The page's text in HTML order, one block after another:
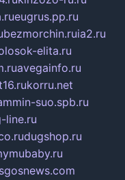
eugrus.pp.ru
bezmorchin.ruia2.ru
elita.ru
avegainfo.ru
korru.net
suo.spb.ru
line.ru
dugshop.ru